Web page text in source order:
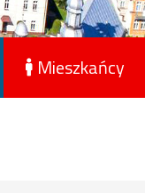
Mieszkańcy